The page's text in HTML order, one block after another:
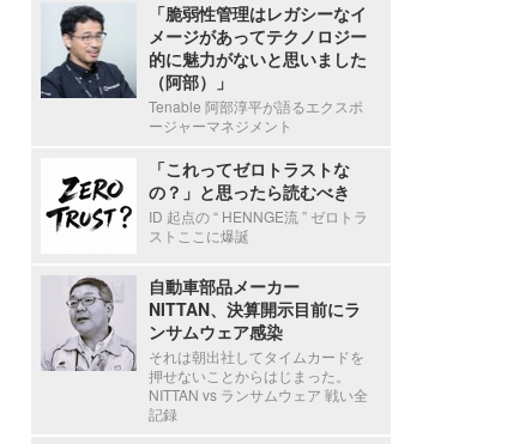
「脆弱性管理はレガシーなイ
メージがあってテクノロジー
的に魅力がないと思いました
（阿部）」
Tenable 阿部淳平が語るエクスポ
ージャーマネジメント
「これってゼロトラストな
の？」と思ったら読むべき
ID 起点の “ HENNGE流 ” ゼロトラ
ストここに爆誕
自動車部品メーカー
NITTAN、決算開示目前にラ
ンサムウェア感染
それは朝出社してタイムカードを
押せないことからはじまった。
NITTAN vs ランサムウェア 戦い全
記録